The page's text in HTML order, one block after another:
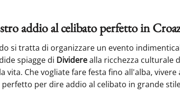
addio al celibato perfetto in
si tratta di organizzare un evento
spiagge di Dividerealla ricchezza culturale
vita. Che vogliate fare festa fino all'alba,
perfetto per dire addio al celibato in grande